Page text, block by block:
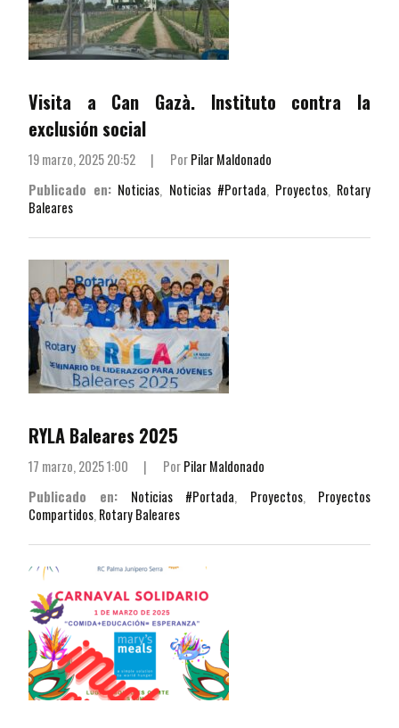
Visita a Can Gazà. Instituto contra la
exclusión social
19 marzo, 2025 20:52 | PorPilar Maldonado
Publicado en: Noticias, Noticias #Portada, Proyectos, Rotary
Baleares
RYLA Baleares 2025
17 marzo, 2025 1:00 | PorPilar Maldonado
Publicado en:
Noticias #Portada, Proyectos, Proyectos
Compartidos,Rotary Baleares